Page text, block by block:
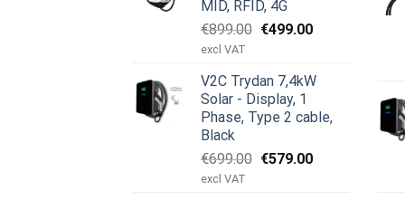
MID, RFID, 4G
€899.00 Первоначальная
€899.00.
€499.00Текущая
excl VAT
V2C Trydan 7,4kW
Solar - Display, 1
Phase, Type 2 cable,
Black
€699.00 Первоначальная
€579.00Текущая
excl VAT